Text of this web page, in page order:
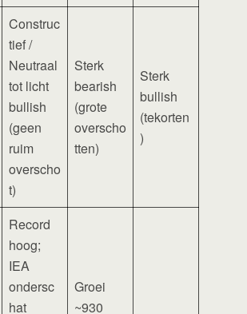
Construc
tief /
Neutraal
tot licht
bullish
(geen
ruim
overscho
t)
Sterk
bearish
(grote
overscho
tten)
Sterk
bullish
(tekorten
)
Record
hoog;
IEA
ondersc
hat
Groei
~930